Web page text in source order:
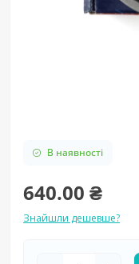
В наявності
640.00 ₴
Знайшли дешевше?